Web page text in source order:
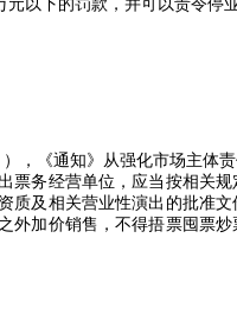
，《通知》从强化市场主体
务经营单位，应当按相关
及相关营业性演出的批准
加价销售，不得捂票囤票